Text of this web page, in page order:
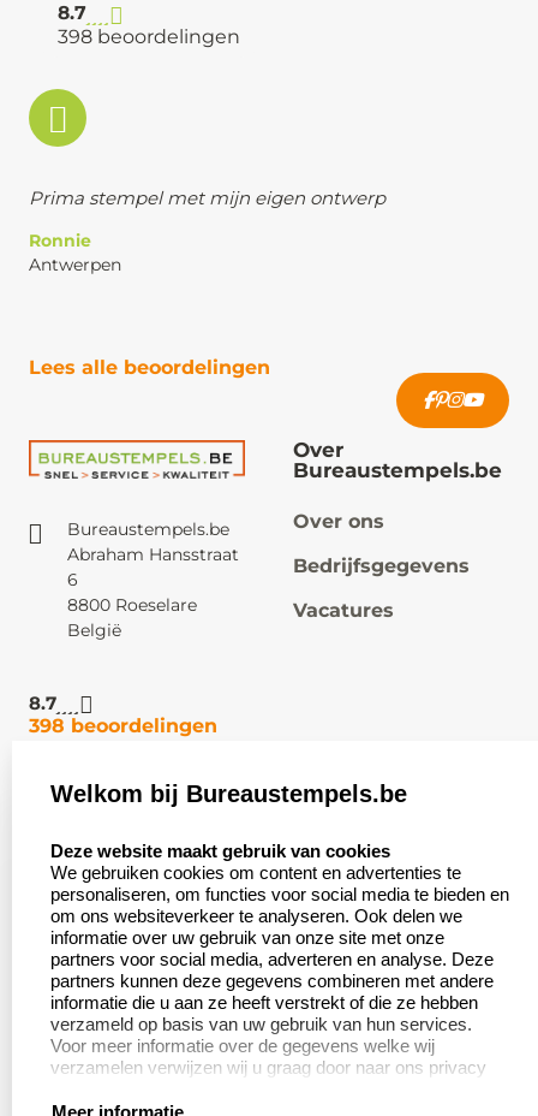
8.7
398 beoordelingen
Prima stempel met mijn eigen ontwerp
Ronnie
Antwerpen
Lees alle beoordelingen
Bureaustempels.be
Abraham Hansstraat
6
8800 Roeselare
België
8.7
398 beoordelingen
Over
Bureaustempels.be
Over ons
Bedrijfsgegevens
Vacatures
Klantenservice:
Contact
Veel gestelde vragen
Retourneren
Herroepingsrecht
Zakelijk:
Aanvraag op maat
Wederverkoper
worden
Betaling &
Verzending
Productinformatie:
Welkom bij Bureaustempels.be
Deze website maakt gebruik van cookies
We gebruiken cookies om content en advertenties te
personaliseren, om functies voor social media te bieden en
om ons websiteverkeer te analyseren. Ook delen we
informatie over uw gebruik van onze site met onze
partners voor social media, adverteren en analyse. Deze
partners kunnen deze gegevens combineren met andere
informatie die u aan ze heeft verstrekt of die ze hebben
verzameld op basis van uw gebruik van hun services.
Voor meer informatie over de gegevens welke wij
verzamelen verwijzen wij u graag door naar ons privacy
Meer informatie